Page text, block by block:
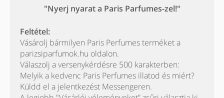
"Nyerj nyarat a Paris Parfumes-zel!"
Feltétel:
Vásárolj bármilyen Paris Perfumes terméket a
parizsiparfumok.hu oldalon.
Válaszolj a versenykérdésre 500 karakterben:
Melyik a kedvenc Paris Perfumes illatod és miért?
Küldd el a jelentkezést Messengeren.